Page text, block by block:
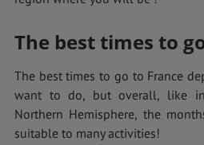
The best times to
The best times to go to France
want to do, but overall, like
Northern Hemisphere, the
suitable to many activities!